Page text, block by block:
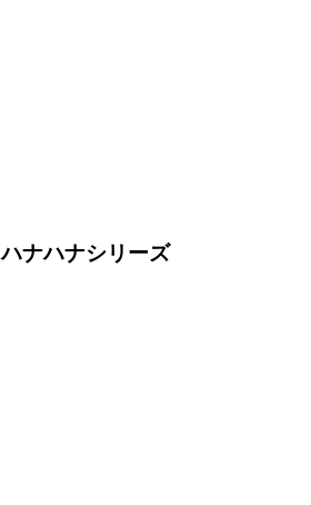
ハナハナシリーズ